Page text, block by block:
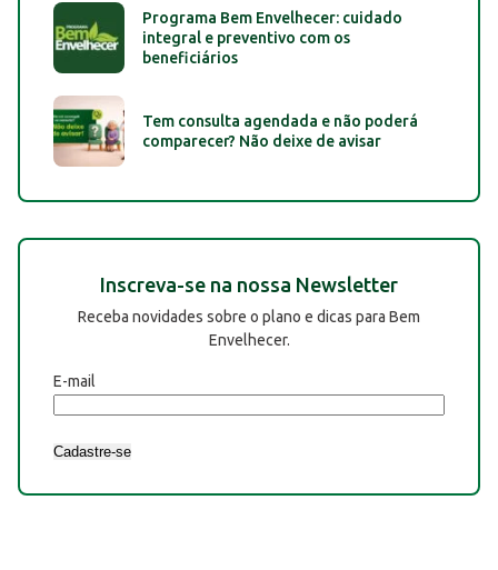
Programa Bem Envelhecer: cuidado
integral e preventivo com os
beneficiários
Tem consulta agendada e não poderá
comparecer? Não deixe de avisar
Inscreva-se na nossa Newsletter
Receba novidades sobre o plano e dicas para Bem
Envelhecer.
E-mail
Cadastre-se